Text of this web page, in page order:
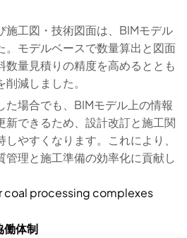
施工図・技術図面は、BIMモデル
。モデルベースで数量算出と図面
数量見積りの精度を高めるととも
減しました。
た場合でも、BIMモデル上の情報
新できるため、設計改訂と施工関
やすくなります。これにより、
管理と施工準備の効率化に貢献し
働体制